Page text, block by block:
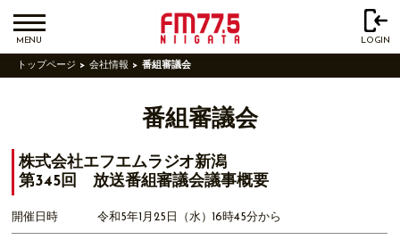
MENU LOGIN
トップページ 会社情報 番組審議会
番組審議会
株式会社エフエムラジオ新潟
第345回 放送番組審議会議事概要
開催日時 令和5年1月25日（水）16時45分から